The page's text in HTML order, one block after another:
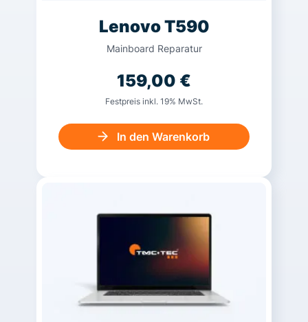
Lenovo T590
Mainboard Reparatur
159,00 €
Festpreis inkl. 19% MwSt.
In den Warenkorb